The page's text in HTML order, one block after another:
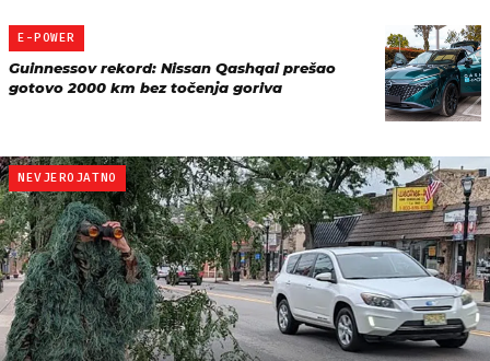
E-POWER
Guinnessov rekord: Nissan Qashqai prešao
gotovo 2000 km bez točenja goriva
NEVJEROJATNO